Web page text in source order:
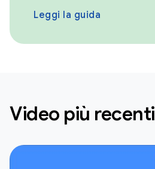
Leggi la guida
Video più recenti